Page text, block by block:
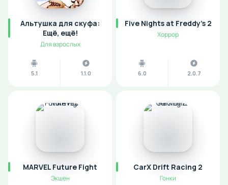
Альтушка для скуфа:
Ещё, ещё!
Для взрослых
5.1 1.1.0
Five Nights at Freddy's 2
Хоррор
6.0 2.0.7
MARVEL Future Fight
Экшен
CarX Drift Racing 2
Гонки